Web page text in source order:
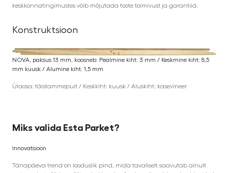
keskkonnatingimustes võib mõjutada toote toimivust ja garantiid.
Konstruktsioon
NOVA, paksus 13 mm, koosneb: Pealmine kiht: 3 mm / Keskmine kiht: 8,5
mm kuusk / Alumine kiht: 1,5 mm
Ülaosa: täistammepuit / Keskkiht: kuusk / Aluskiht: kasevineer
Miks valida Esta Parket?
Innovatsioon
Tänapäeva trend on looduslik pind, mida tavaliselt saavutab ainult